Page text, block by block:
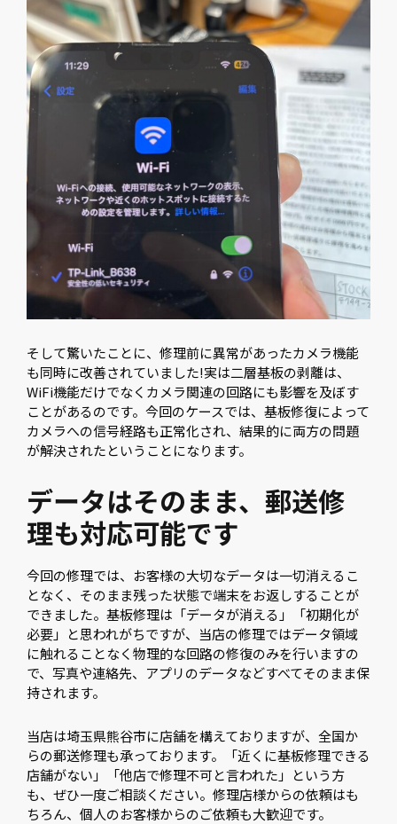
そして驚いたことに、修理前に異常があったカメラ機能
も同時に改善されていました!実は二層基板の剥離は、
WiFi機能だけでなくカメラ関連の回路にも影響を及ぼす
ことがあるのです。今回のケースでは、基板修復によって
カメラへの信号経路も正常化され、結果的に両方の問題
が解決されたということになります。
データはそのまま、郵送修
理も対応可能です
今回の修理では、お客様の大切なデータは一切消えるこ
となく、そのまま残った状態で端末をお返しすることが
できました。基板修理は「データが消える」「初期化が
必要」と思われがちですが、当店の修理ではデータ領域
に触れることなく物理的な回路の修復のみを行いますの
で、写真や連絡先、アプリのデータなどすべてそのまま保
持されます。
当店は埼玉県熊谷市に店舗を構えておりますが、全国か
らの郵送修理も承っております。「近くに基板修理できる
店舗がない」「他店で修理不可と言われた」という方
も、ぜひ一度ご相談ください。修理店様からの依頼はも
ちろん、個人のお客様からのご依頼も大歓迎です。